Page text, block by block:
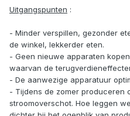
Uitgangspunten :
- Minder verspillen, gezonder
de winkel, lekkerder eten.
- Geen nieuwe apparaten
waarvan de
- De aanwezige apparatuur
- Tijdens de zomer produceren
stroomoverschot. Hoe leggen